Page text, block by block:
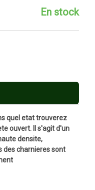
En stock
quel etat trouverez
ouvert. Il s'agit d'un
densite,
des charnieres sont